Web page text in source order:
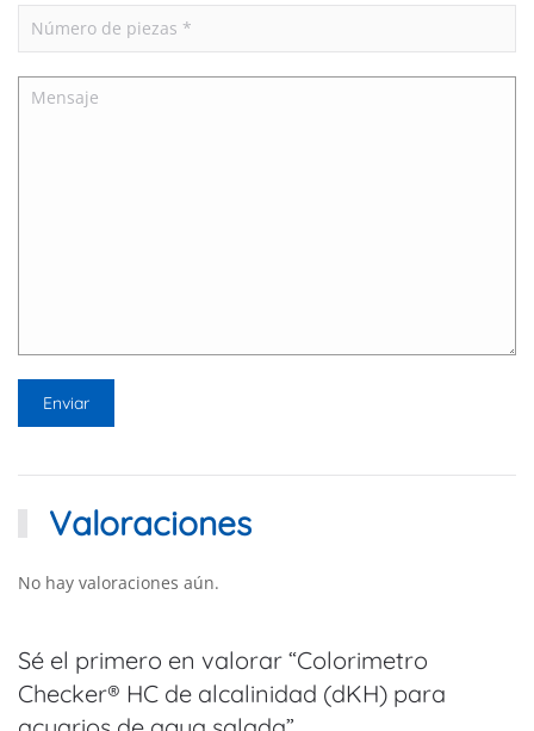
Valoraciones
No hay valoraciones aún.
Sé el primero en valorar “Colorimetro
Checker® HC de alcalinidad (dKH) para